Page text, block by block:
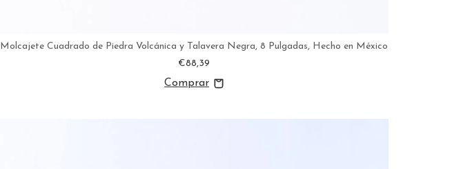
Molcajete Cuadrado de Piedra Volcánica y Talavera Negra, 8 Pulgadas, Hecho en México
€88,39